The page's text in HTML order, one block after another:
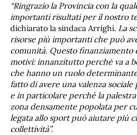
“Ringrazio la Provincia con la
importanti risultati per il nostro
dichiarato la sindaca Arrighi. La
risorse più importanti che può
comunità. Questo
motivi: innanzitutto perché va a
che hanno un ruolo
fatto di avere una valenza
e in particolare perché la
zona densamente popolata per
legata allo sport può aiutare più
collettività”.